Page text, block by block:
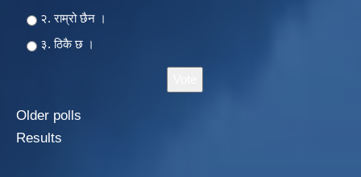
२‍‍. राम्रो छैन ।
३. ठिकै छ ।
Older polls
Results